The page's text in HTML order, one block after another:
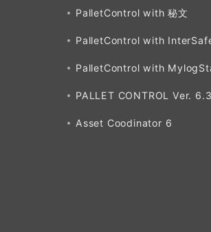
PalletControl with 秘文
PalletControl with
PalletControl with
PALLET CONTROL Ver. 6.3
Asset Coodinator 6